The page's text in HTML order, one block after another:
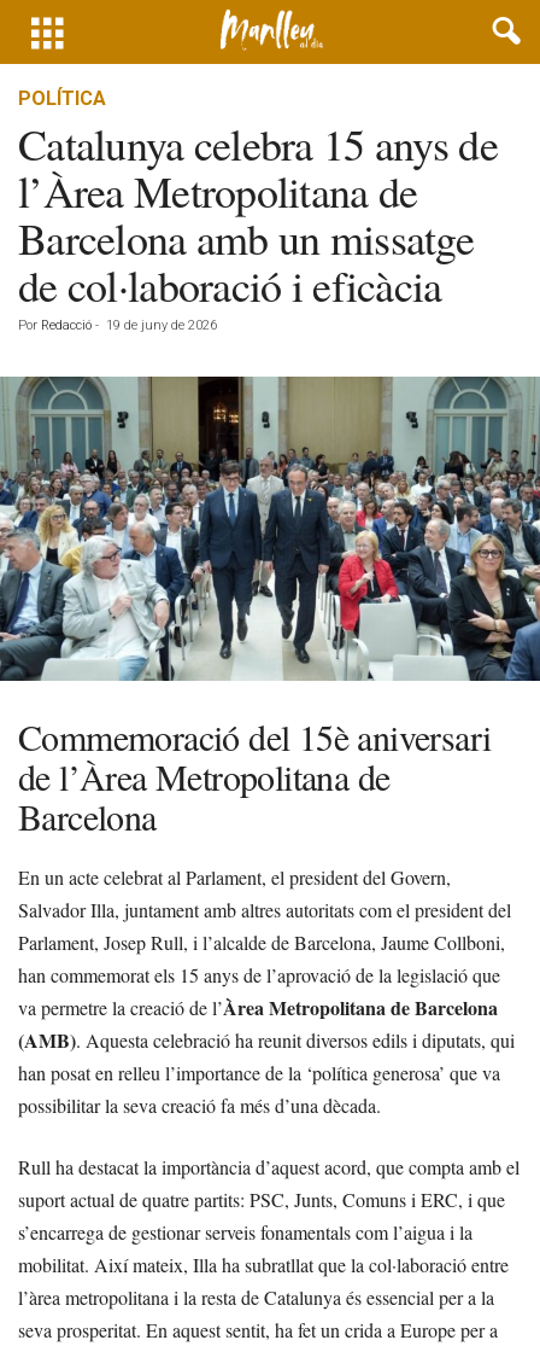
POLÍTICA
Catalunya celebra 15 anys de
l’Àrea Metropolitana de
Barcelona amb un missatge
de col·laboració i eficàcia
Por Redacció - 19 de juny de 2026
Commemoració del 15è aniversari
de l’Àrea Metropolitana de
Barcelona
En un acte celebrat al Parlament, el president del Govern,
Salvador Illa, juntament amb altres autoritats com el president del
Parlament, Josep Rull, i l’alcalde de Barcelona, Jaume Collboni,
han commemorat els 15 anys de l’aprovació de la legislació que
va permetre la creació de l’Àrea Metropolitana de Barcelona
(AMB). Aquesta celebració ha reunit diversos edils i diputats, qui
han posat en relleu l’importance de la ‘política generosa’ que va
possibilitar la seva creació fa més d’una dècada.
Rull ha destacat la importància d’aquest acord, que compta amb el
suport actual de quatre partits: PSC, Junts, Comuns i ERC, i que
s’encarrega de gestionar serveis fonamentals com l’aigua i la
mobilitat. Així mateix, Illa ha subratllat que la col·laboració entre
l’àrea metropolitana i la resta de Catalunya és essencial per a la
seva prosperitat. En aquest sentit, ha fet un crida a Europe per a